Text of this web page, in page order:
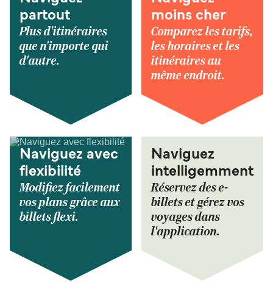
partout
Plus d'itinéraires
que n'importe qui
d'autre.
moins cher
Comparez les tarifs,
les horaires et les
itinéraires au
même endroit.
Naviguez avec
flexibilité
Modifiez facilement
vos plans grâce aux
billets flexi.
Naviguez
intelligemment
Réservez des e-
billets et gérez vos
voyages dans
l'application.